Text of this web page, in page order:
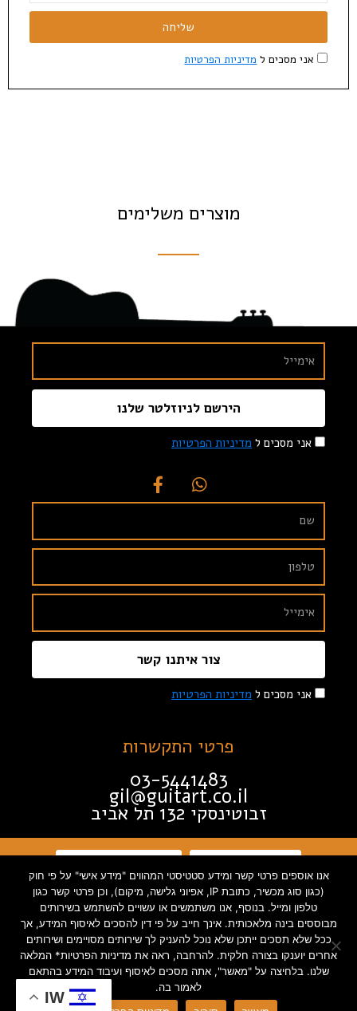
אני מסכים ל מדיניות הפרטיות
שליחה
מוצרים משלימים
אני מסכים ל מדיניות הפרטיות
הירשם לניוזלטר שלנו
אני מסכים ל מדיניות הפרטיות
צור איתנו קשר
פרטי התקשרות
03-5441483
gil@guitart.co.il
זבוטינסקי 132 תל אביב
הצהרת נגישות
מדיניות פרטיות
Created by INTORYA. All rights
reserved. | 0586730023
IW
אנו אוספים פרטי קשר ומידע סטטיסטי המהווים "מידע אישי" על פי חוק
(כגון סוג מכשיר, כתובת IP, אפיוני גלישה, מיקום), וכן פרטי קשר כגון
טלפון ומייל. בנוסף, אנו משתמשים או עשויים להשתמש בשירותים
מבוססים בינה מלאכותית. אינך חייב על פי דין להסכים לאיסוף המידע, אך
ככל שלא תסכים ייתכן שלא נוכל להעניק לך שירותים מסויימים ושירותים
אחרים יוענקו בצורה חלקית. להרחבה, ראה את מדיניות הפרטיות* המלאה
שלנו. בלחיצה על "מאשר", אתה מסכים לאיסוף ועיבוד המידע בהתאם
לאמור בה.